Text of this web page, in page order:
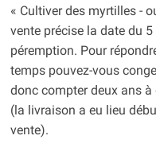
« Cultiver des myrtilles -
vente précise la date du
péremption. Pour
temps pouvez-vous
donc compter deux ans
(la livraison a eu lieu
vente).